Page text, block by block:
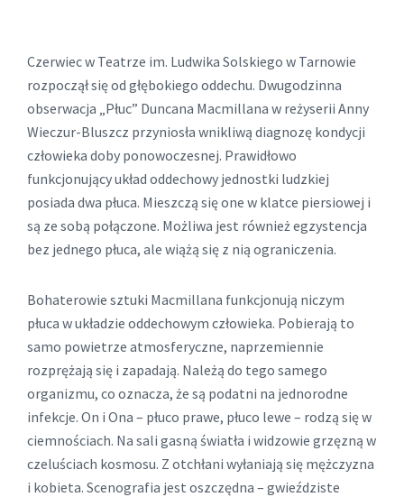
Czerwiec w Teatrze im. Ludwika Solskiego w Tarnowie
rozpoczął się od głębokiego oddechu. Dwugodzinna
obserwacja „Płuc” Duncana Macmillana w reżyserii Anny
Wieczur-Bluszcz przyniosła wnikliwą diagnozę kondycji
człowieka doby ponowoczesnej. Prawidłowo
funkcjonujący układ oddechowy jednostki ludzkiej
posiada dwa płuca. Mieszczą się one w klatce piersiowej i
są ze sobą połączone. Możliwa jest również egzystencja
bez jednego płuca, ale wiążą się z nią ograniczenia.
Bohaterowie sztuki Macmillana funkcjonują niczym
płuca w układzie oddechowym człowieka. Pobierają to
samo powietrze atmosferyczne, naprzemiennie
rozprężają się i zapadają. Należą do tego samego
organizmu, co oznacza, że są podatni na jednorodne
infekcje. On i Ona – płuco prawe, płuco lewe – rodzą się w
ciemnościach. Na sali gasną światła i widzowie grzęzną w
czeluściach kosmosu. Z otchłani wyłaniają się mężczyzna
i kobieta. Scenografia jest oszczędna – gwieździste